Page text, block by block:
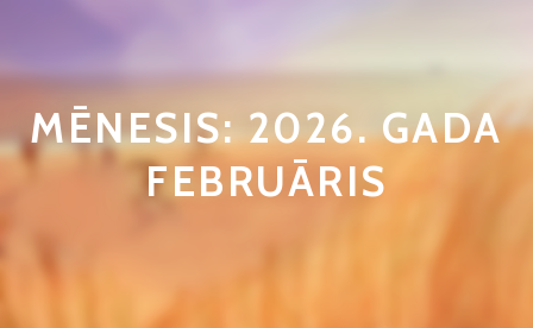
MĒNESIS: 2026. GADA
FEBRUĀRIS